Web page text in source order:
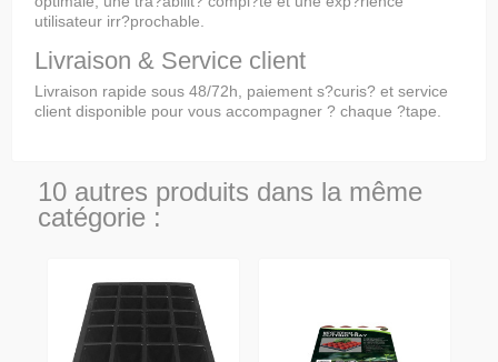
utilisateur irr?prochable.
Livraison & Service client
Livraison rapide sous 48/72h, paiement s?curis? et service
client disponible pour vous accompagner ? chaque ?tape.
10 autres produits dans la même
catégorie :